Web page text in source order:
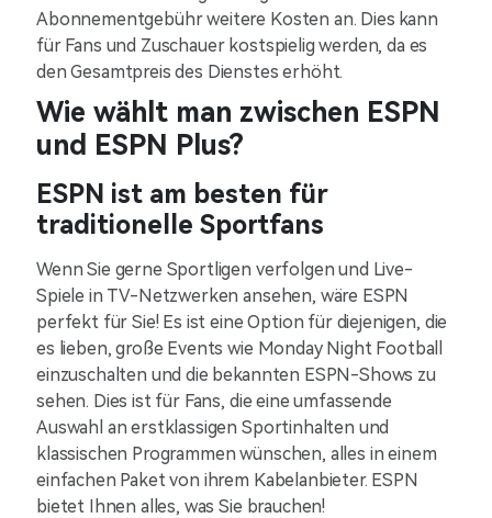
Abonnementgebühr weitere Kosten an. Dies kann
für Fans und Zuschauer kostspielig werden, da es
den Gesamtpreis des Dienstes erhöht.
Wie wählt man zwischen ESPN
und ESPN Plus?
ESPN ist am besten für
traditionelle Sportfans
Wenn Sie gerne Sportligen verfolgen und Live-
Spiele in TV-Netzwerken ansehen, wäre ESPN
perfekt für Sie! Es ist eine Option für diejenigen, die
es lieben, große Events wie Monday Night Football
einzuschalten und die bekannten ESPN-Shows zu
sehen. Dies ist für Fans, die eine umfassende
Auswahl an erstklassigen Sportinhalten und
klassischen Programmen wünschen, alles in einem
einfachen Paket von ihrem Kabelanbieter. ESPN
bietet Ihnen alles, was Sie brauchen!